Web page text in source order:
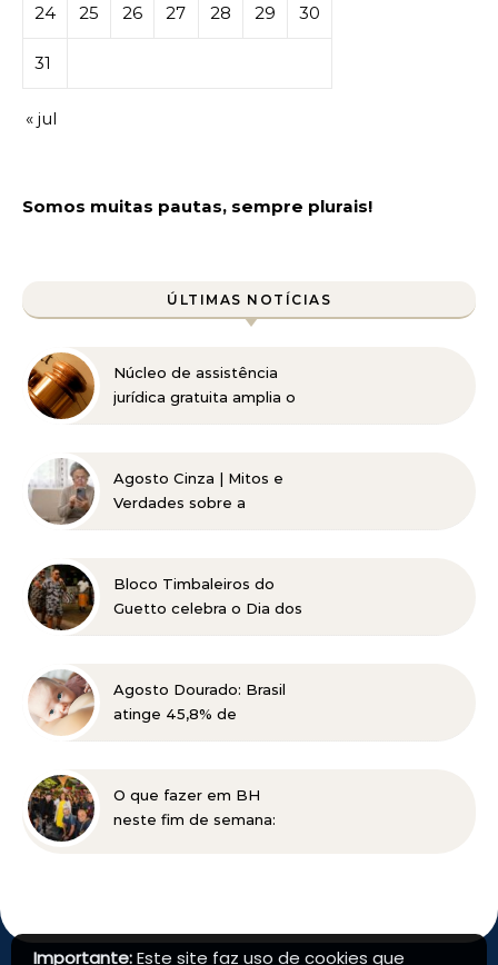
24 25 26 27 28 29 30
31
« jul
Somos muitas pautas, sempre plurais!
ÚLTIMAS NOTÍCIAS
Núcleo de assistência
jurídica gratuita amplia o
Agosto Cinza | Mitos e
Verdades sobre a
Bloco Timbaleiros do
Guetto celebra o Dia dos
Horizonte
Agosto Dourado: Brasil
atinge 45,8% de
metas globais para 2030
O que fazer em BH
neste fim de semana:
Importante:Este site faz uso de cookies que